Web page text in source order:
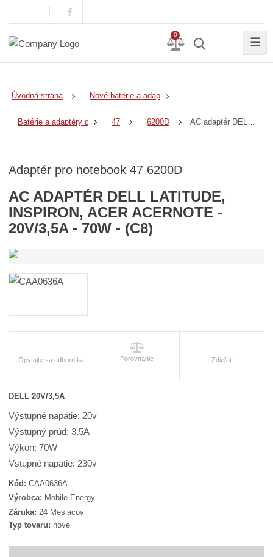
0
☰
Úvodná strana Nové batérie a adaptéry
Batérie a adaptéry do notebookov
47 6200D
Adaptér pro notebook 47 6200D
AC ADAPTÉR DELL LATITUDE,
INSPIRON, ACER ACERNOTE -
20V/3,5A - 70W - (C8)
Opýtajte sa odborníka Porovnanie Zdieľať
DELL 20V/3,5A
Výstupné napätie: 20v
Výstupný prúd: 3,5A
Výkon: 70W
Vstupné napätie: 230v
Kód:CAA0636A
K
ó
d
d
d
Výrobca: Mobile Energy
Záruka: 24 Mesiacov
Typ tovaru: nové